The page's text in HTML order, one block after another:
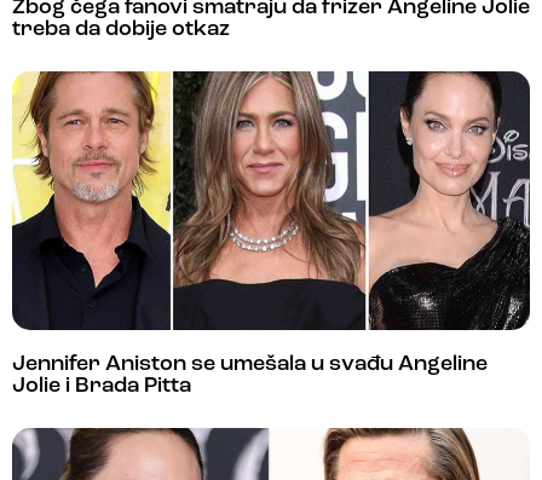
Zbog čega fanovi smatraju da frizer Angeline Jolie
treba da dobije otkaz
Jennifer Aniston se umešala u svađu Angeline
Jolie i Brada Pitta